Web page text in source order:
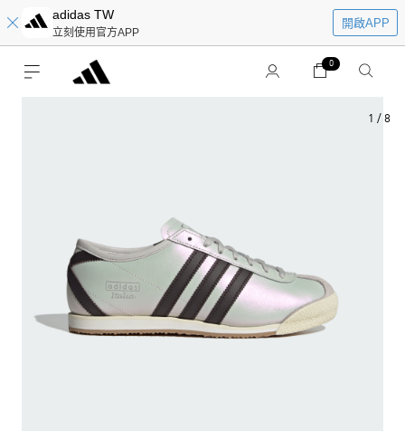
adidas TW
立刻使用官方APP
開啟APP
0
1 / 8